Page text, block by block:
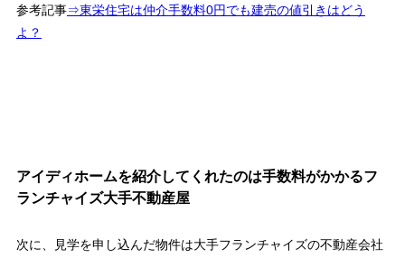
参考記事⇒東栄住宅は仲介手数料0円でも建売の値引きはどう
よ？
アイディホームを紹介してくれたのは手数料がかかるフ
ランチャイズ大手不動産屋
次に、見学を申し込んだ物件は大手フランチャイズの不動産会社